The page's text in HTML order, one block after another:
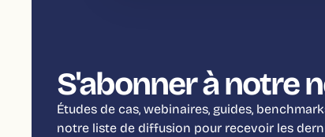
S'abonner à notre
Études de cas, webinaires, guides,
notre liste de diffusion pour recevoir les